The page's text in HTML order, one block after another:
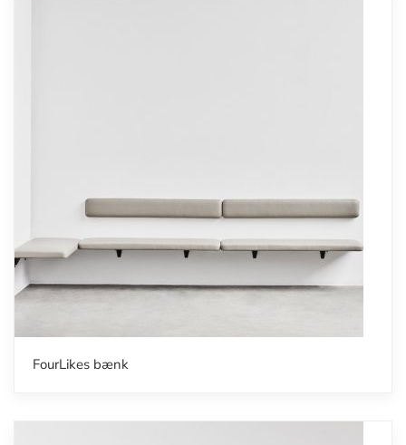
FourLikes bænk